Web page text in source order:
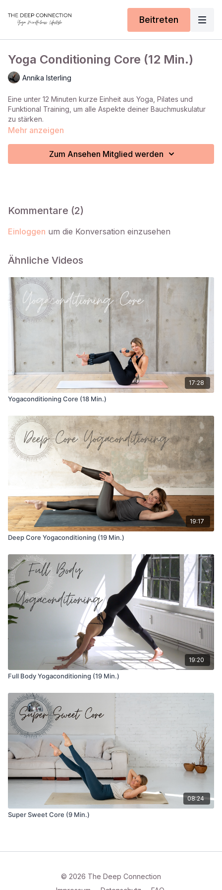
Beitreten
Yoga Conditioning Core (12 Min.)
Annika Isterling
Eine unter 12 Minuten kurze Einheit aus Yoga, Pilates und
Funktional Training, um alle Aspekte deiner Bauchmuskulatur
zu stärken.
Mehr anzeigen
Zum Ansehen Mitglied werden
Kommentare (2)
Einloggen um die Konversation einzusehen
Ähnliche Videos
17:28
Yogaconditioning Core (18 Min.)
19:17
Deep Core Yogaconditioning (19 Min.)
19:20
Full Body Yogaconditioning (19 Min.)
08:24
Super Sweet Core (9 Min.)
© 2026 The Deep Connection